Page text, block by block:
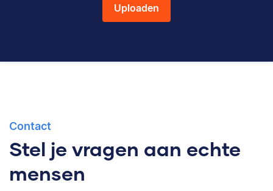
Uploaden
Contact
Stel je vragen aan echte
mensen